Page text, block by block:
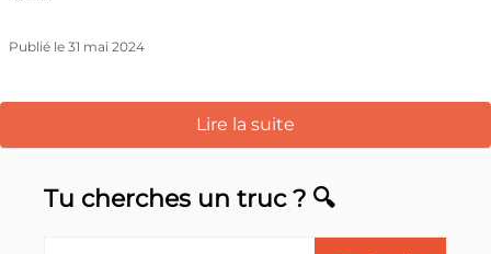
Publié le 31 mai 2024
Lire la suite
Tu cherches un truc ? 🔍